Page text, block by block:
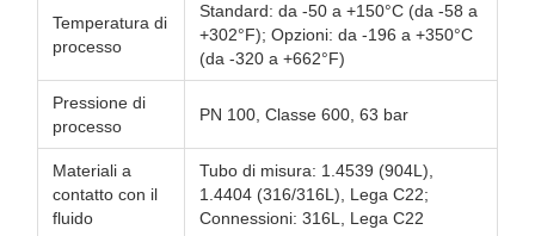
Temperatura di
processo
Standard: da -50 a +150°C (da -58 a
+302°F); Opzioni: da -196 a +350°C
(da -320 a +662°F)
Pressione di
processo
PN 100, Classe 600, 63 bar
Materiali a
contatto con il
fluido
Tubo di misura: 1.4539 (904L),
1.4404 (316/316L), Lega C22;
Connessioni: 316L, Lega C22